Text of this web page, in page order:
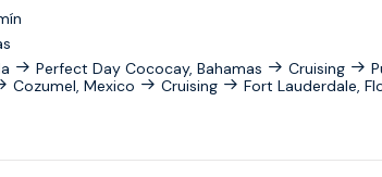
Celebrity Compass
Perfect Day Cococay, Bahamas Cruising
Cozumel, Mexico Cruising
Fort Lauderdale,